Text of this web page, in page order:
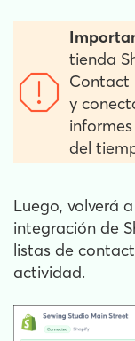
tienda
Contact
y
del
Luego, volverá
integración de
listas de
actividad.